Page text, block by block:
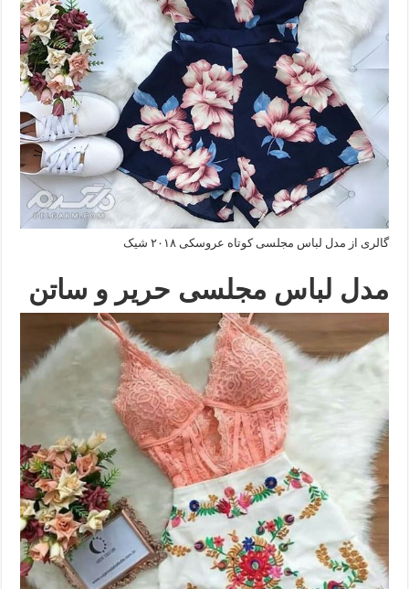
گالری از مدل لباس مجلسی کوتاه عروسکی ۲۰۱۸ شیک
مدل لباس مجلسی حریر و ساتن